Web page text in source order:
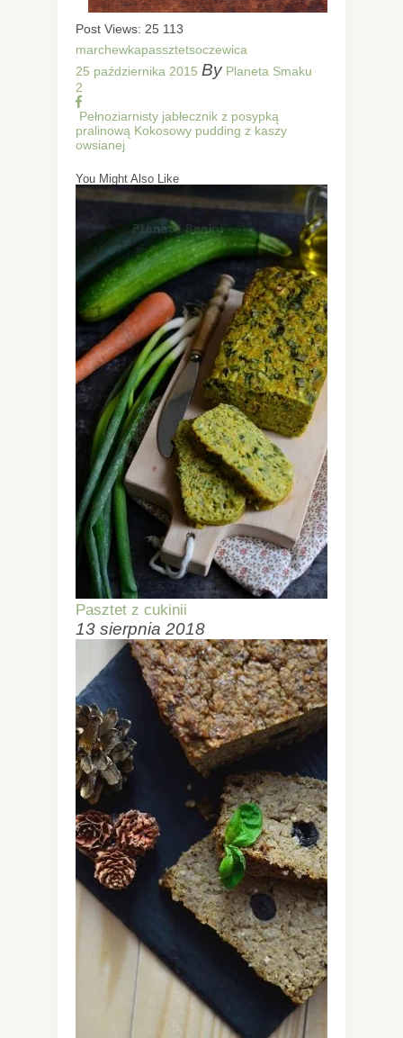
Post Views: 25 113
marchewkapassztetsoczewica
25 października 2015 By Planeta Smaku
2
Pełnoziarnisty jabłecznik z posypką
pralinową Kokosowy pudding z kaszy
owsianej
You Might Also Like
Pasztet z cukinii
13 sierpnia 2018